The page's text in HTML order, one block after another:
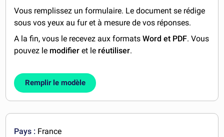
Vous remplissez un formulaire. Le document se rédige
sous vos yeux au fur et à mesure de vos réponses.
A la fin, vous le recevez aux formatsWord et PDF. Vous
pouvez le modifier et le réutiliser.
Remplir le modèle
Pays : France